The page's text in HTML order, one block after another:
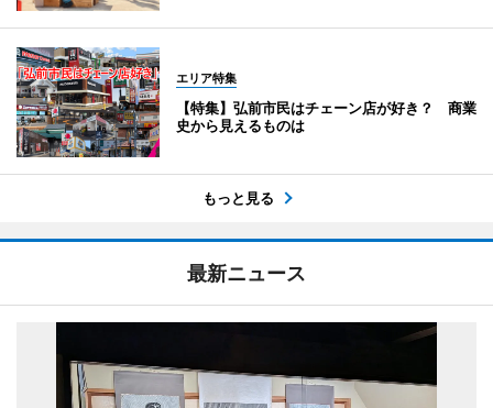
エリア特集
【特集】弘前市民はチェーン店が好き？ 商業
史から見えるものは
もっと見る
最新ニュース